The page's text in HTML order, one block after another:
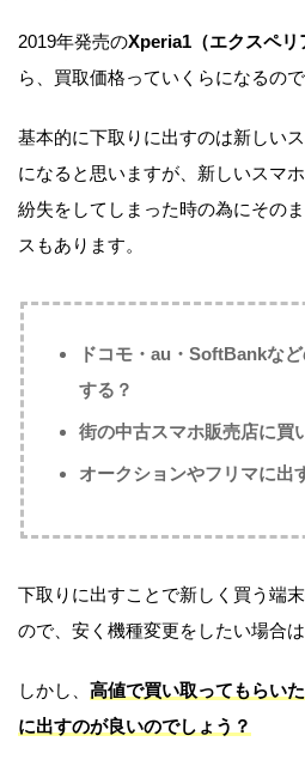
2019年発売のXperia1（エクスペリ
ら、買取価格っていくらになるの
基本的に下取りに出すのは新しい
になると思いますが、新しいスマ
紛失をしてしまった時の為にその
スもあります。
ドコモ・au・SoftBankな
する？
街の中古スマホ販売店に買
オークションやフリマに出
下取りに出すことで新しく買う端
ので、安く機種変更をしたい場合
しかし、 高値で買い取ってもらい
に出すのが良いのでしょう？